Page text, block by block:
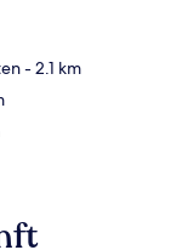
- 2.1 km